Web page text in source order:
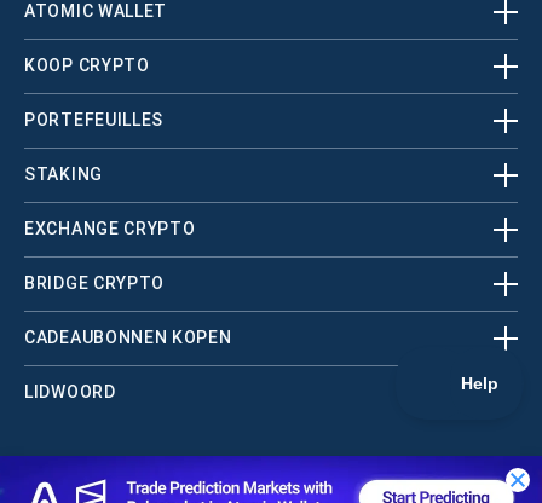
ATOMIC WALLET
KOOP CRYPTO
PORTEFEUILLES
STAKING
EXCHANGE CRYPTO
BRIDGE CRYPTO
CADEAUBONNEN KOPEN
LIDWOORD